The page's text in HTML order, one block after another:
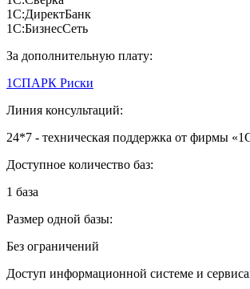
1С:ДиректБанк
1С:БизнесСеть
За дополнительную плату:
1СПАРК Риски
Линия консультаций:
24*7 - техническая поддержка от фирмы
Доступное количество баз:
1 база
Размер одной базы:
Без ограничений
Доступ информационной системе и